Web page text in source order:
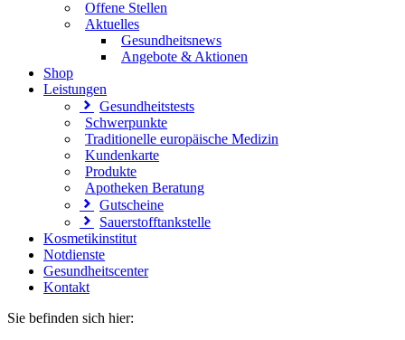
Offene Stellen
Aktuelles
Gesundheitsnews
Angebote & Aktionen
Shop
Leistungen
Gesundheitstests
Schwerpunkte
Traditionelle europäische Medizin
Kundenkarte
Produkte
Apotheken Beratung
Gutscheine
Sauerstofftankstelle
Kosmetikinstitut
Notdienste
Gesundheitscenter
Kontakt
Sie befinden sich hier: